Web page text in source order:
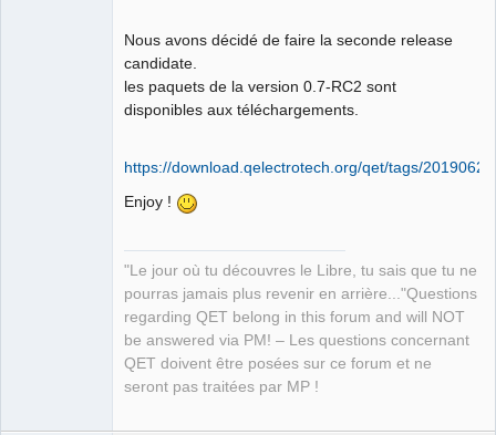
Google_Search
Nous avons décidé de faire la seconde release
candidate.
les paquets de la version 0.7-RC2 sont
disponibles aux téléchargements.
https://download.qelectrotech.org/qet/tags/
Enjoy !
"Le jour où tu découvres le Libre, tu sais que tu ne
pourras jamais plus revenir en arrière..."Questions
regarding QET belong in this forum and will NOT
be answered via PM! – Les questions concernant
QET doivent être posées sur ce forum et ne
seront pas traitées par MP !